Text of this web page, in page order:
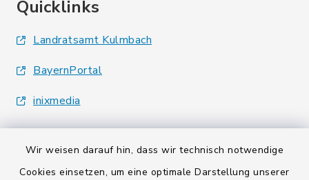
Wir weisen darauf hin, dass wir technisch notwendige
Cookies einsetzen, um eine optimale Darstellung unserer
Quicklinks
Landratsamt Kulmbach
BayernPortal
inixmedia